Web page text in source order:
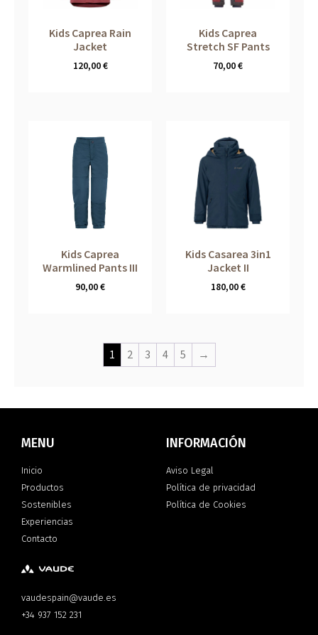
Kids Caprea Rain
Jacket
120,00€
Kids Caprea
Stretch SF Pants
70,00€
Kids Caprea
Warmlined Pants III
90,00€
Kids Casarea 3in1
Jacket II
180,00€
1 2 3 4 5 →
MENU
Inicio
Productos
Sostenibles
Experiencias
Contacto
INFORMACIÓN
Aviso Legal
Política de privacidad
Política de Cookies
vaudespain@vaude.es
+34 937 152 231